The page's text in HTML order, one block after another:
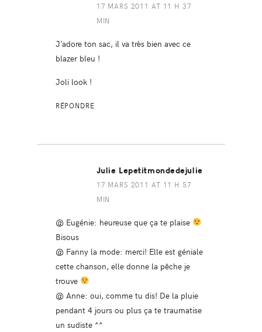
17 MARS 2011 AT 11 H 37
MIN
J’adore ton sac, il va très bien avec ce
blazer bleu !
Joli look !
RÉPONDRE
Julie Lepetitmondedejulie
17 MARS 2011 AT 11 H 57
MIN
@ Eugénie: heureuse que ça te plaise
Bisous
@ Fanny la mode: merci! Elle est géniale
cette chanson, elle donne la pêche je
trouve
@ Anne: oui, comme tu dis! De la pluie
pendant 4 jours ou plus ça te traumatise
un sudiste ^^